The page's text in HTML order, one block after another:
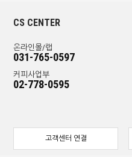
CS CENTER
온라인몰/랩
031-765-0597
커피사업부
02-778-0595
고객센터 연결